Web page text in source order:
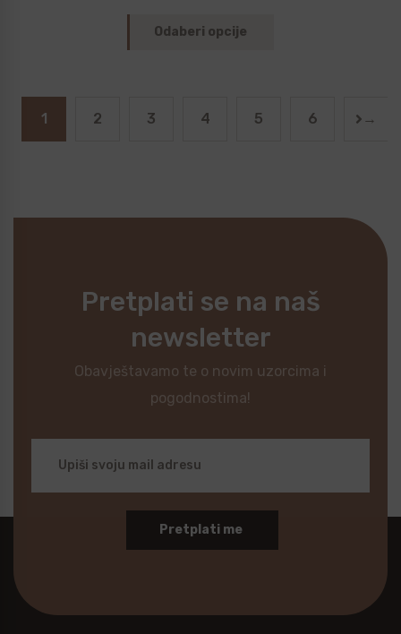
Odaberi opcije
1 2 3 4 5 6 →
Pretplati se na naš
newsletter
Obavještavamo te o novim uzorcima i
pogodnostima!
Pretplati me